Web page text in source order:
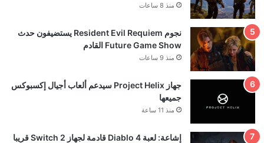
منذ 8 ساعات
نجوم Resident Evil Requiem يستضيفون حدث
Future Game Show القادم
منذ 9 ساعات
جهاز Project Helix سيدعم ألعاب أجيال إكسبوكس
جميعها
منذ 11 ساعة
إشاعة: لعبة Diablo 4 قادمة لجهاز Switch 2 قريبا